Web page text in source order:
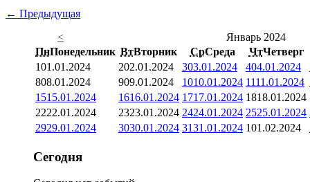
← Предыдущая
<
Январь 2024
ПнПонедельник ВтВторник СрСреда ЧтЧетверг
101.01.2024 202.01.2024 303.01.2024 404.01.2024
808.01.2024 909.01.2024 1010.01.2024 1111.01.2024
1515.01.2024 1616.01.2024 1717.01.2024 1818.01.2024
2222.01.2024 2323.01.2024 2424.01.2024 2525.01.2024
2929.01.2024 3030.01.2024 3131.01.2024 101.02.2024
Сегодня